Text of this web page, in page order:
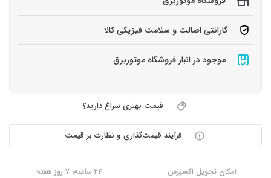
گارانتی اصالت و سلامت فیزیکی کالا
موجود در انبار فروشگاه موتوربرق
قیمت بهتری سراغ دارید؟
فرآیند قیمت‌گذاری و نظارت بر قیمت
امکان تحویل اکسپرس
۲۴ ساعته، ۷ روز هفته